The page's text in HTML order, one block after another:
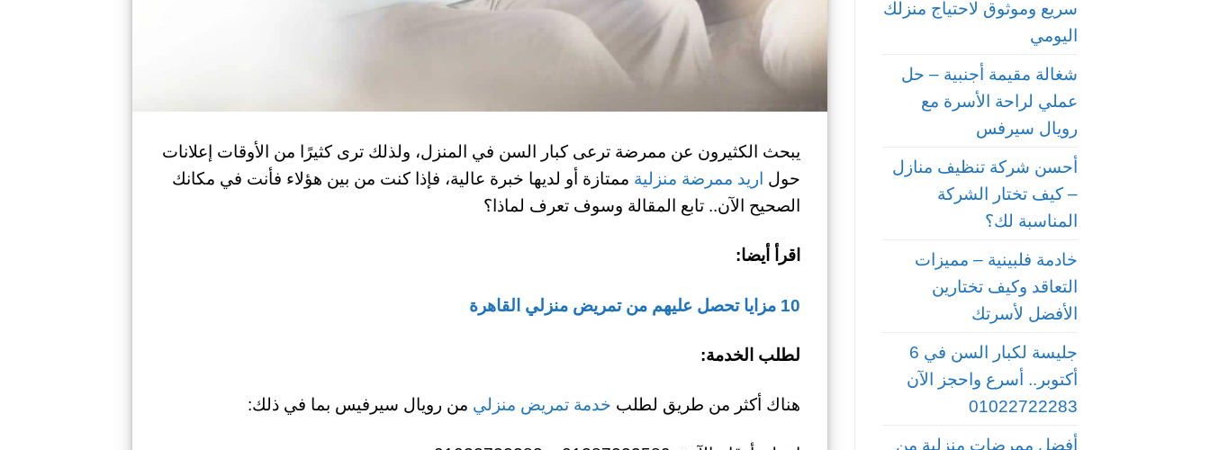
سريع وموثوق لاحتياج منزلك
اليومي
شغالة مقيمة أجنبية – حل
عملي لراحة الأسرة مع
رويال سيرفس
أحسن شركة تنظيف منازل
– كيف تختار الشركة
المناسبة لك؟
خادمة فلبينية – مميزات
التعاقد وكيف تختارين
الأفضل لأسرتك
جليسة لكبار السن في 6
أكتوبر.. أسرع واحجز الآن
01022722283
أفضل ممرضات منزلية من
يبحث الكثيرون عن ممرضة ترعى كبار السن في المنزل، ولذلك ترى كثيرًا من الأوقات إعلانات
حول اريد ممرضة منزلية ممتازة أو لديها خبرة عالية، فإذا كنت من بين هؤلاء فأنت في مكانك
الصحيح الآن.. تابع المقالة وسوف تعرف لماذا؟
اقرأ أيضا:
10 مزايا تحصل عليهم من تمريض منزلي القاهرة
لطلب الخدمة:
هناك أكثر من طريق لطلب خدمة تمريض منزلي من رويال سيرفيس بما في ذلك: